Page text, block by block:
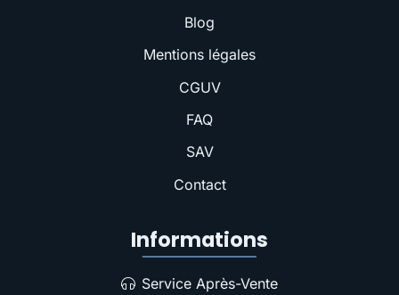
Blog
Mentions légales
CGUV
FAQ
SAV
Contact
Informations
Service Après-Vente